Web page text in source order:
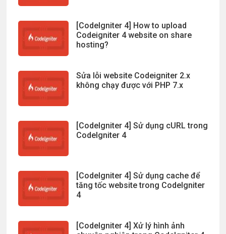
[CodeIgniter 4] How to upload
Codeigniter 4 website on share
hosting?
Sửa lỗi website Codeigniter 2.x
không chạy được với PHP 7.x
[CodeIgniter 4] Sử dụng cURL trong
CodeIgniter 4
[CodeIgniter 4] Sử dụng cache để
tăng tốc website trong CodeIgniter
4
[CodeIgniter 4] Xử lý hình ảnh